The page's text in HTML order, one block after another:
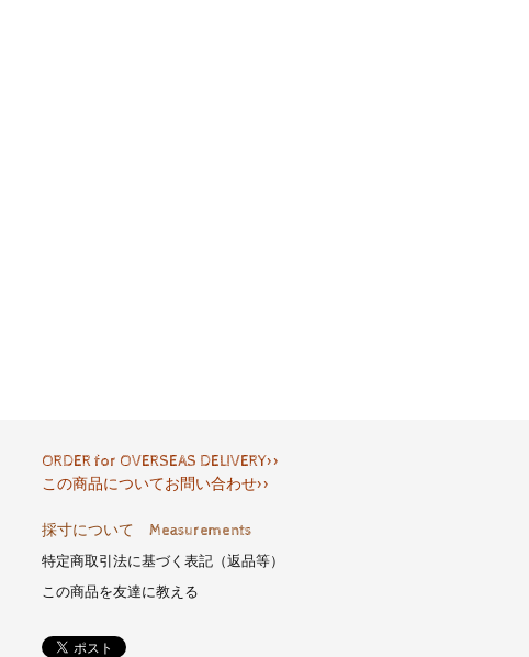
ORDER for OVERSEAS DELIVERY>>
この商品についてお問い合わせ>>
採寸について Measurements
特定商取引法に基づく表記（返品等）
この商品を友達に教える